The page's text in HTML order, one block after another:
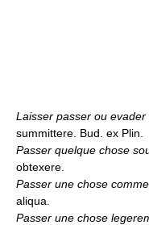
Laisser passer ou evader
summittere. Bud. ex Plin.
Passer quelque chose
obtexere.
Passer une chose
aliqua.
Passer une chose